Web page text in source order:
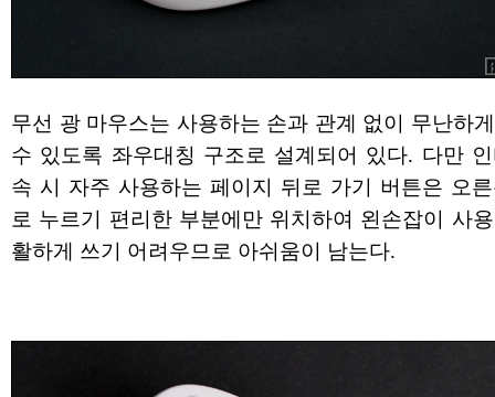
무선 광 마우스는 사용하는 손과 관계 없이 무난하
수 있도록 좌우대칭 구조로 설계되어 있다. 다만
속 시 자주 사용하는 페이지 뒤로 가기 버튼은 오
로 누르기 편리한 부분에만 위치하여 왼손잡이 사
활하게 쓰기 어려우므로 아쉬움이 남는다.